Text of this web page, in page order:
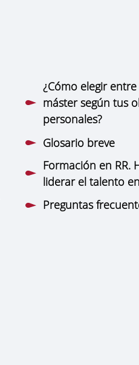
¿Cómo elegir
máster según tus
personales?
Glosario breve
Formación en RR.
liderar el talento
Preguntas